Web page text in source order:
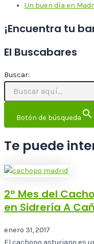
Un buen día en
¡Encuentra tu
El Buscabares
Buscar:
Botón de búsqueda
Te puede
2º Mes del
en Sidrería A
enero 31, 2017
El cachopo asturiano es